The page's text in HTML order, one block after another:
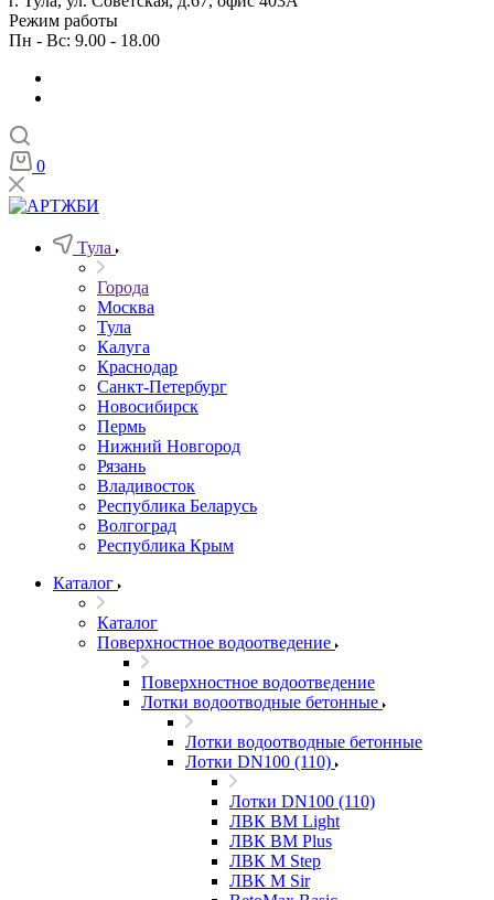
Режим работы
Пн - Вс: 9.00 - 18.00
0
Тула
Города
Москва
Тула
Калуга
Краснодар
Санкт-Петербург
Новосибирск
Пермь
Нижний Новгород
Рязань
Владивосток
Республика Беларусь
Волгоград
Республика Крым
Каталог
Каталог
Поверхностное водоотведение
Поверхностное водоотведение
Лотки водоотводные бетонные
Лотки водоотводные бетонные
Лотки DN100 (110)
Лотки DN100 (110)
ЛВК ВМ Light
ЛВК ВМ Plus
ЛВК М Step
ЛВК М Sir